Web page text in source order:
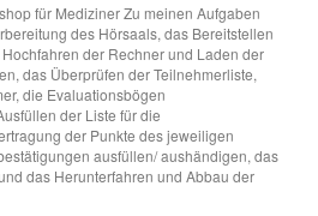
für Mediziner Zu meinen Aufgaben
des Hörsaals, das Bereitstellen
der Rechner und Laden der
das Überprüfen der Teilnehmerliste,
die Evaluationsbögen
der Liste für die
der Punkte des jeweiligen
ausfüllen/ aushändigen, das
das Herunterfahren und Abbau der